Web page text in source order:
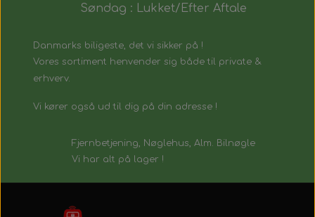
Søndag : Lukket/Efter Aftale
Danmarks biligeste, det vi sikker på !
Vores sortiment henvender sig både til private &
erhverv.
Vi kører også ud til dig på din adresse !
Fjernbetjening, Nøglehus, Alm. Bilnøgle
Vi har alt på lager !